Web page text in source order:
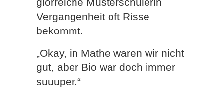
Vergangenheit oft Risse
bekommt.
„Okay, in Mathe waren wir nicht
gut, aber Bio war doch immer
suuuper.“